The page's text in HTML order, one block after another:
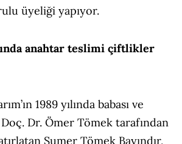
üyeliği yapıyor.
anahtar teslimi çiftlikler
1989 yılında babası ve
Dr. Ömer Tömek tarafından
Sumer Tömek Bayındır,